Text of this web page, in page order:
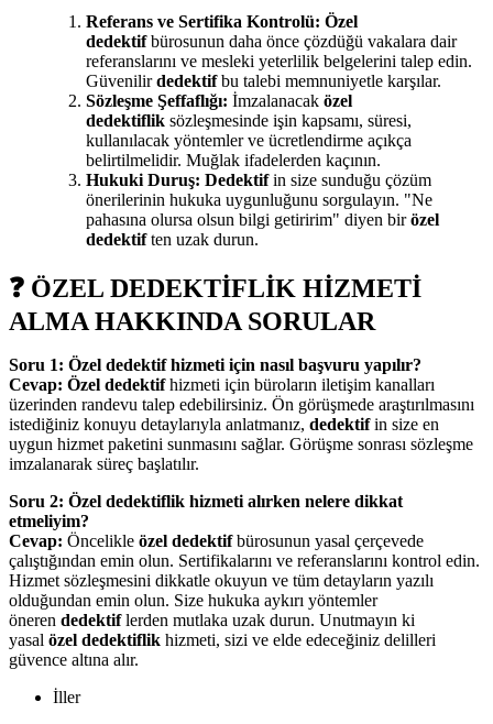
Referans ve Sertifika Kontrolü: Özel
dedektifbürosunun daha önce çözdüğü vakalara dair
referanslarını ve mesleki yeterlilik belgelerini talep edin.
Güvenilirdedektifbu talebi memnuniyetle karşılar.
Sözleşme Şeffaflığı: İmzalanacak özel
dedektiflik sözleşmesinde işin kapsamı, süresi,
kullanılacak yöntemler ve ücretlendirme açıkça
belirtilmelidir. Muğlak ifadelerden kaçının.
Hukuki Duruş: Dedektifin size sunduğu çözüm
önerilerinin hukuka uygunluğunu sorgulayın. "Ne
pahasına olursa olsun bilgi getiririm" diyen birözel
dedektiften uzak durun.
❓ ÖZEL DEDEKTİFLİK HİZMETİ
ALMA HAKKINDA SORULAR
Soru 1: Özel dedektif hizmeti için nasıl başvuru yapılır?
Cevap: Özel dedektifhizmeti için büroların iletişim kanalları
üzerinden randevu talep edebilirsiniz. Ön görüşmede araştırılmasını
istediğiniz konuyu detaylarıyla anlatmanız, dedektifin size en
uygun hizmet paketini sunmasını sağlar. Görüşme sonrası sözleşme
imzalanarak süreç başlatılır.
Soru 2: Özel dedektiflik hizmeti alırken nelere dikkat
etmeliyim?
Cevap: Öncelikle özel dedektifbürosunun yasal çerçevede
çalıştığından emin olun. Sertifikalarını ve referanslarını kontrol edin.
Hizmet sözleşmesini dikkatle okuyun ve tüm detayların yazılı
olduğundan emin olun. Size hukuka aykırı yöntemler
öneren dedektiflerden mutlaka uzak durun. Unutmayın ki
yasal özel dedektiflik hizmeti, sizi ve elde edeceğiniz delilleri
güvence altına alır.
İller